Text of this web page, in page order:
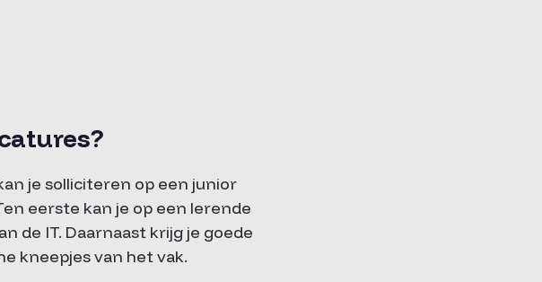
je solliciteren op een junior
eerste kan je op een lerende
de IT. Daarnaast krijg je goede
kneepjes van het vak.